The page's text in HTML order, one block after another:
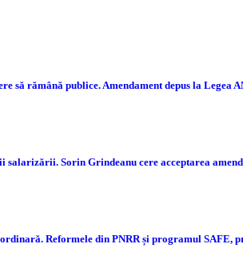
să rămână publice. Amendament depus la Legea
salarizării. Sorin Grindeanu cere acceptarea
Reformele din PNRR și programul SAFE,